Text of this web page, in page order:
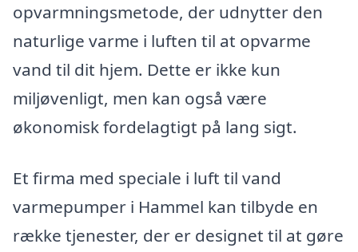
opvarmningsmetode, der udnytter den
naturlige varme i luften til at opvarme
vand til dit hjem. Dette er ikke kun
miljøvenligt, men kan også være
økonomisk fordelagtigt på lang sigt.
Et firma med speciale i luft til vand
varmepumper i Hammel kan tilbyde en
række tjenester, der er designet til at gøre